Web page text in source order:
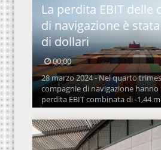
La perdita EBIT delle
di navigazione è
di dollari
00:00
28 marzo 2024 - Nel quarto
compagnie di navigazione
perdita EBIT combinata di -1,44